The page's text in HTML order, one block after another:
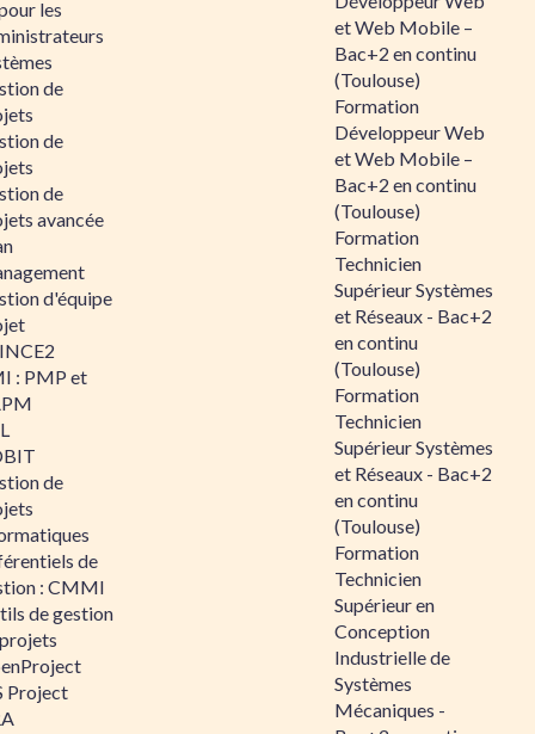
les
de
de
de
avancée
d'équipe
: PMP et
de
de
: CMMI
de gestion
Project
et Web Mobile –
Bac+2 en continu
(Toulouse)
Formation
Développeur Web
et Web Mobile –
Bac+2 en continu
(Toulouse)
Formation
Technicien
Supérieur Systèmes
et Réseaux - Bac+2
en continu
(Toulouse)
Formation
Technicien
Supérieur Systèmes
et Réseaux - Bac+2
en continu
(Toulouse)
Formation
Technicien
Supérieur en
Conception
Industrielle de
Systèmes
Mécaniques -